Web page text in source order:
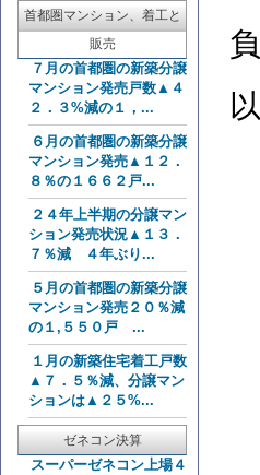
首都圏マンション、着工と
販売
７月の首都圏の新築分譲
マンション発売戸数▲４
２．３%減の１，...
６月の首都圏の新築分譲
マンション発売▲１２．
８％の１６６２戸...
２４年上半期の分譲マン
ション発売状況▲１３．
７％減 ４年ぶり...
５月の首都圏の新築分譲
マンション発売２０％減
の１,５５０戸 ...
１月の新築住宅着工戸数
▲７．５％減、分譲マン
ションは▲２５%...
ゼネコン決算
スーパーゼネコン上場４